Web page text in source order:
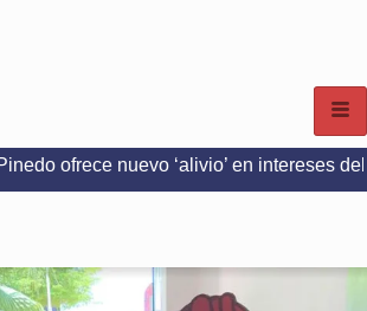
‘alivio’ en intereses del Predial e